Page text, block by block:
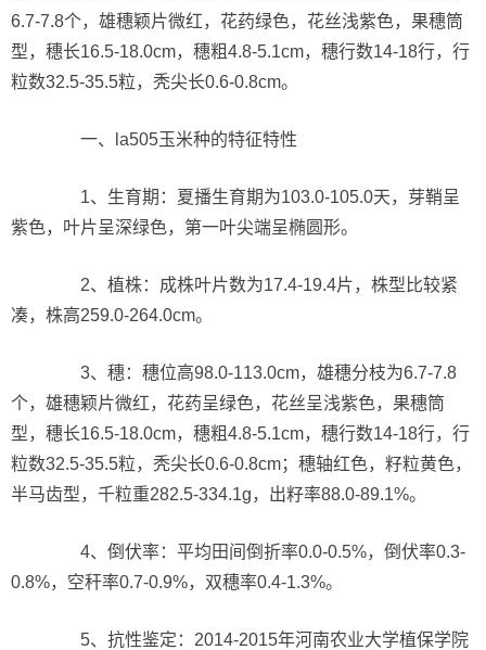
6.7-7.8个，雄穗颖片微红，花药绿色，花丝浅紫色，果穗筒
型，穗长16.5-18.0cm，穗粗4.8-5.1cm，穗行数14-18行，行
粒数32.5-35.5粒，秃尖长0.6-0.8cm。
一、la505玉米种的特征特性
1、生育期：夏播生育期为103.0-105.0天，芽鞘呈
紫色，叶片呈深绿色，第一叶尖端呈椭圆形。
2、植株：成株叶片数为17.4-19.4片，株型比较紧
凑，株高259.0-264.0cm。
3、穗：穗位高98.0-113.0cm，雄穗分枝为6.7-7.8
个，雄穗颖片微红，花药呈绿色，花丝呈浅紫色，果穗筒
型，穗长16.5-18.0cm，穗粗4.8-5.1cm，穗行数14-18行，行
粒数32.5-35.5粒，秃尖长0.6-0.8cm；穗轴红色，籽粒黄色，
半马齿型，千粒重282.5-334.1g，出籽率88.0-89.1%。
4、倒伏率：平均田间倒折率0.0-0.5%，倒伏率0.3-
0.8%，空秆率0.7-0.9%，双穗率0.4-1.3%。
5、抗性鉴定：2014-2015年河南农业大学植保学院